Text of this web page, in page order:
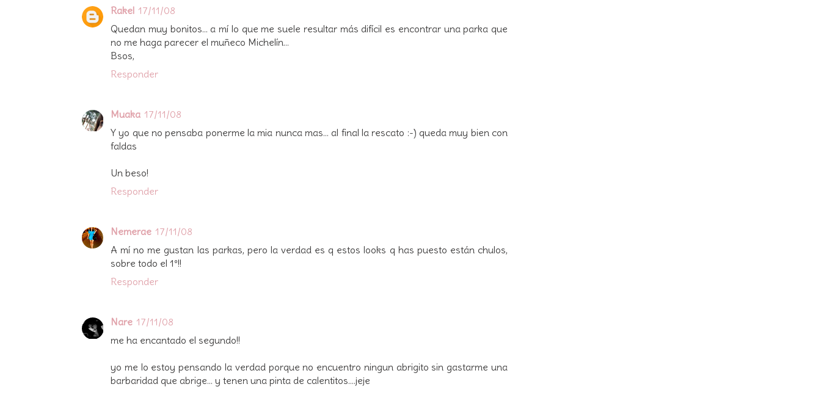
Rakel 17/11/08
Quedan muy bonitos... a mí lo que me suele resultar más difícil es encontrar una parka que
no me haga parecer el muñeco Michelín...
Bsos,
Responder
Muaka 17/11/08
Y yo que no pensaba ponerme la mia nunca mas... al final la rescato :-) queda muy bien con
faldas
Un beso!
Responder
Nemerae 17/11/08
A mí no me gustan las parkas, pero la verdad es q estos looks q has puesto están chulos,
sobre todo el 1º!!
Responder
Nare 17/11/08
me ha encantado el segundo!!
yo me lo estoy pensando la verdad porque no encuentro ningun abrigito sin gastarme una
barbaridad que abrige... y tenen una pinta de calentitos....jeje